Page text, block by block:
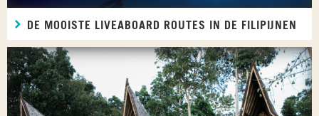
DE MOOISTE LIVEABOARD ROUTES IN DE FILIPIJNEN